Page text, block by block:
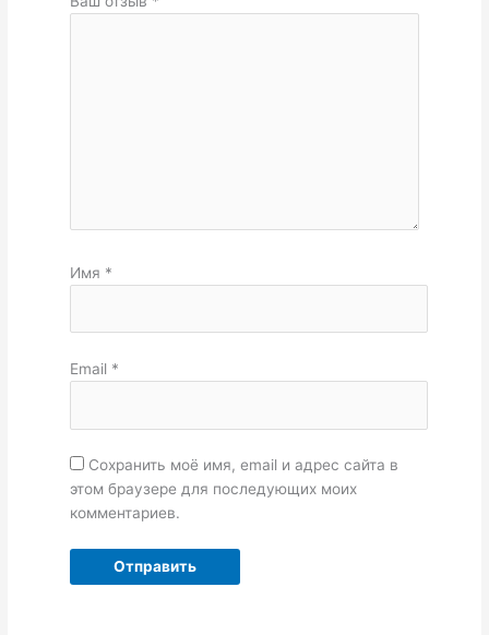
Имя *
Email *
Сохранить моё имя, email и адрес сайта в
этом браузере для последующих моих
комментариев.